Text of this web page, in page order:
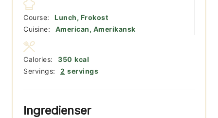
Course:
Lunch, Frokost
Cuisine:
American, Amerikansk
Servings: 2 servings
Calories: 350 kcal
Ingredienser